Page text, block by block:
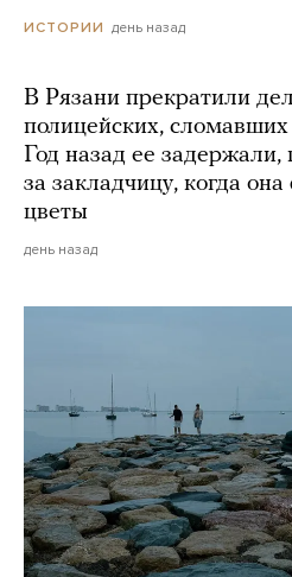
ИСТОРИИ день назад
В Рязани прекратили
полицейских, сломавших
Год назад ее задержали,
за закладчицу, когда
цветы
день назад